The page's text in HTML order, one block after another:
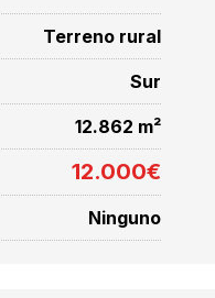
Terreno rural
Sur
12.862 m²
12.000€
Ninguno